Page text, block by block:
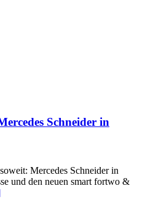
Schneider in
Mercedes Schneider in
und den neuen smart fortwo &